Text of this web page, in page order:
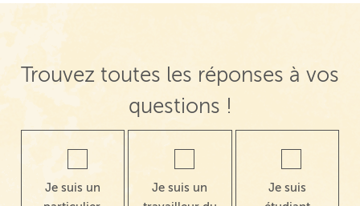
Trouvez toutes les réponses à vos
questions !
Je suis un
Je suis un
Je suis